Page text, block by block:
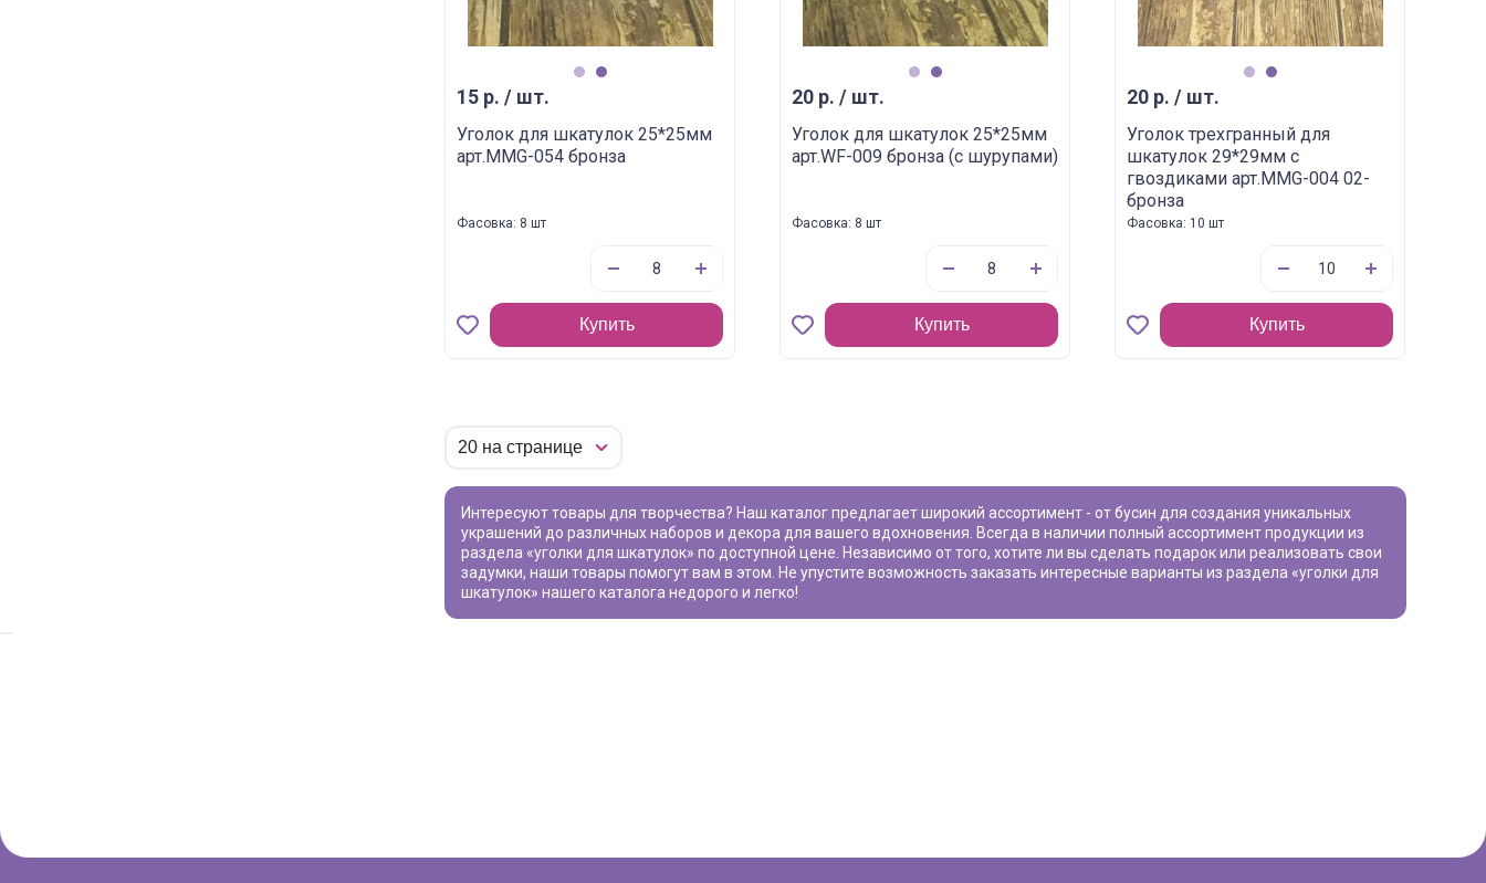
15 р. / шт.
Уголок для шкатулок 25*25мм
арт.MMG-054 бронза
Фасовка: 8 шт
Купить
20 р. / шт.
Уголок для шкатулок 25*25мм
арт.WF-009 бронза (с шурупами)
Фасовка: 8 шт
Купить
20 р. / шт.
Уголок трехгранный для
шкатулок 29*29мм с
гвоздиками арт.MMG-004 02-
бронза
Фасовка: 10 шт
Купить
Интересуют товары для творчества? Наш каталог предлагает широкий ассортимент - от бусин для создания уникальных
украшений до различных наборов и декора для вашего вдохновения. Всегда в наличии полный ассортимент продукции из
раздела «уголки для шкатулок» по доступной цене. Независимо от того, хотите ли вы сделать подарок или реализовать свои
задумки, наши товары помогут вам в этом. Не упустите возможность заказать интересные варианты из раздела «уголки для
шкатулок» нашего каталога недорого и легко!